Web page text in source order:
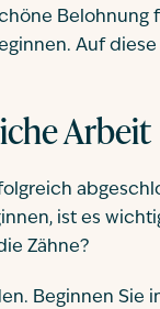
Auf
Arbeit
ist es
Zähne?
Beginnen